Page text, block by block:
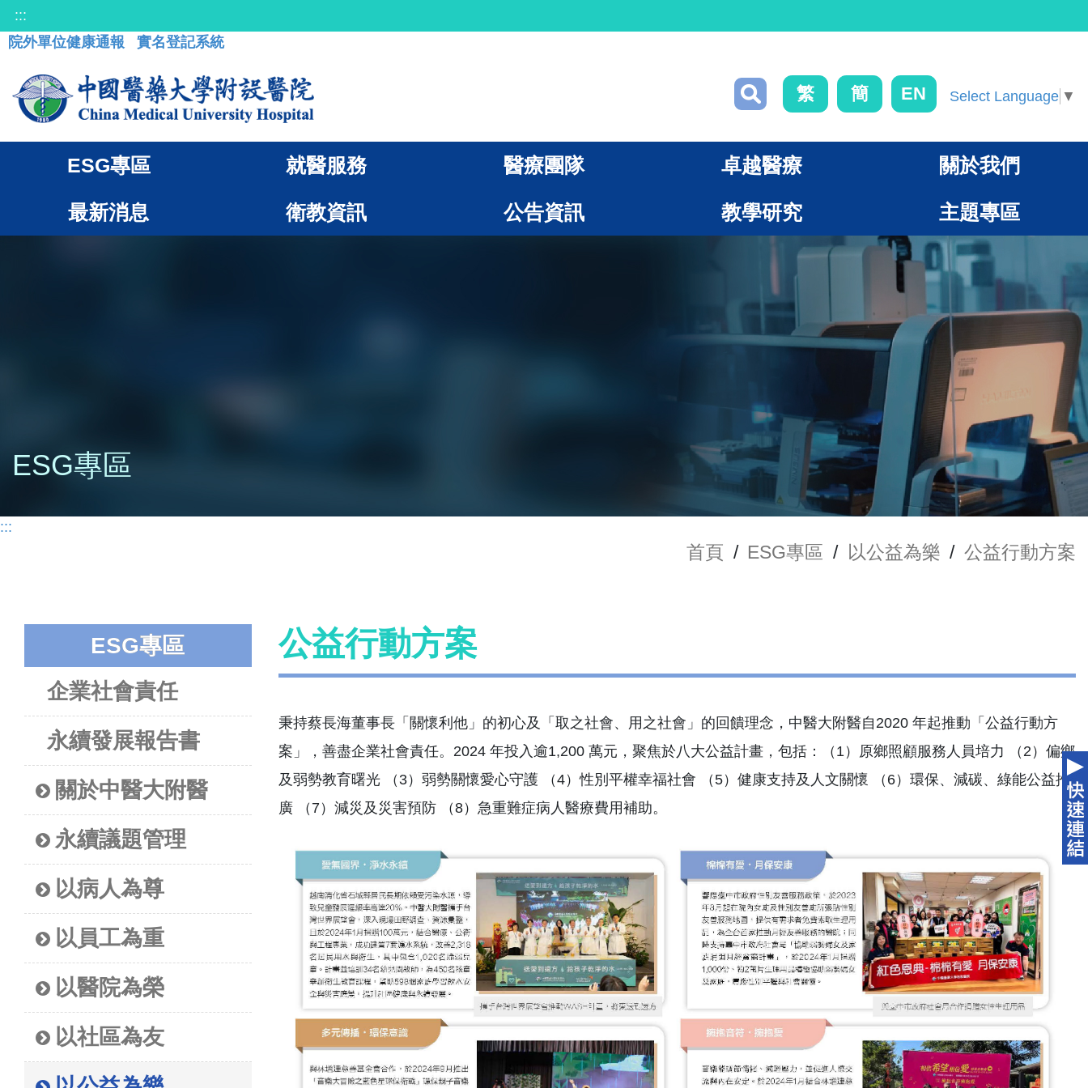
:::
院外單位健康通報
實名登記系統
繁 簡 EN Select Language ▼
ESG專區 就醫服務 醫療團隊 卓越醫療 關於我們
最新消息 衛教資訊 公告資訊 教學研究 主題專區
ESG專區
:::
首頁 / ESG專區 / 以公益為樂 / 公益行動方案
ESG專區
企業社會責任
永續發展報告書
關於中醫大附醫
永續議題管理
以病人為尊
以員工為重
以醫院為榮
以社區為友
公益行動方案
秉持蔡長海董事長「關懷利他」的初心及「取之社會、用之社會」的回饋理念，中醫大附醫自2020 年起推動「公益行動方
案」，善盡企業社會責任。2024 年投入逾1,200 萬元，聚焦於八大公益計畫，包括：（1）原鄉照顧服務人員培力 （2）偏鄉
及弱勢教育曙光 （3）弱勢關懷愛心守護 （4）性別平權幸福社會 （5）健康支持及人文關懷 （6）環保、減碳、綠能公益推
廣 （7）減災及災害預防 （8）急重難症病人醫療費用補助。